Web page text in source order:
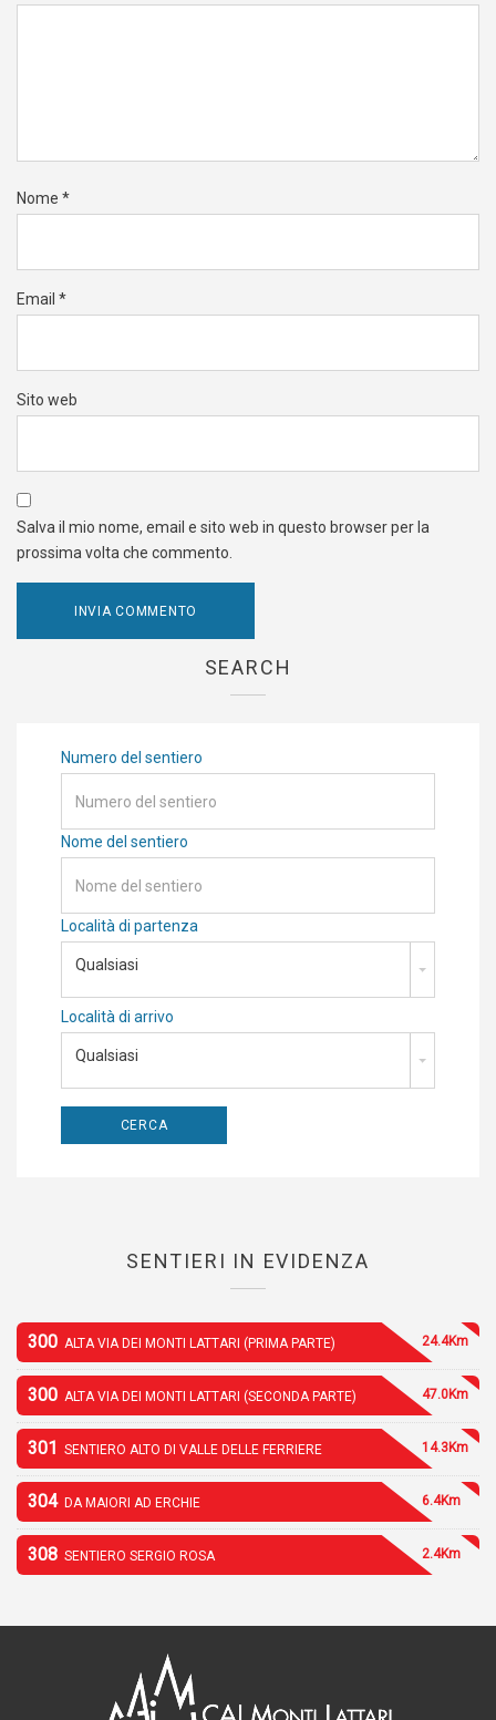
Nome *
Email *
Sito web
Salva il mio nome, email e sito web in questo browser per la
prossima volta che commento.
SEARCH
Numero del sentiero
Nome del sentiero
Località di partenza
Qualsiasi
Località di arrivo
Qualsiasi
SENTIERI IN EVIDENZA
300 ALTA VIA DEI MONTI LATTARI (PRIMA PARTE) 24.4Km
300 ALTA VIA DEI MONTI LATTARI (SECONDA PARTE) 47.0Km
301 SENTIERO ALTO DI VALLE DELLE FERRIERE 14.3Km
304 DA MAIORI AD ERCHIE 6.4Km
308 SENTIERO SERGIO ROSA 2.4Km